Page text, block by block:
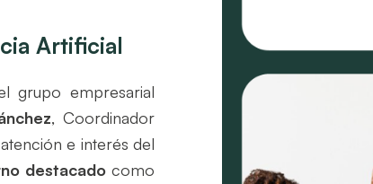
Artificial
grupo empresarial
, Coordinador
e interés del
destacadocomo